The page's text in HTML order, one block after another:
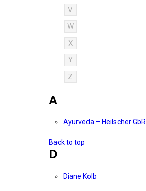
V
W
X
Y
Z
A
Ayurveda – Heilscher GbR
Back to top
D
Diane Kolb